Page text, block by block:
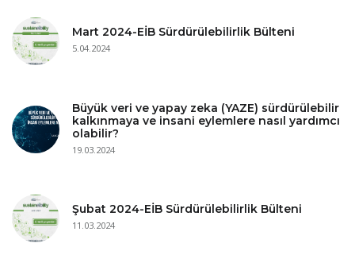
Mart 2024-EİB Sürdürülebilirlik Bülteni
5.04.2024
Büyük veri ve yapay zeka (YAZE) sürdürülebilir
kalkınmaya ve insani eylemlere nasıl yardımcı
olabilir?
19.03.2024
Şubat 2024-EİB Sürdürülebilirlik Bülteni
11.03.2024